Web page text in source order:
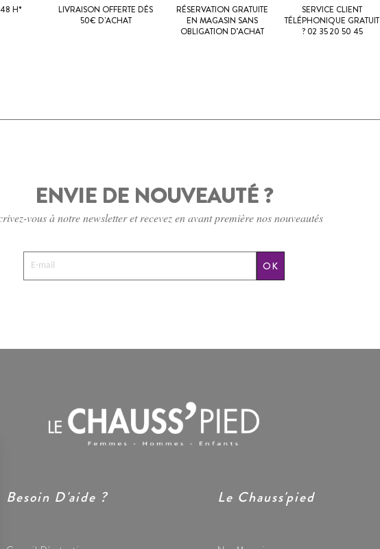
H*
LIVRAISON OFFERTE DÈS
50€ D'ACHAT
RÉSERVATION GRATUITE
EN MAGASIN SANS
OBLIGATION D’ACHAT
SERVICE CLIENT
TÉLÉPHONIQUE GRATUIT
? 02 35 20 50 45
ENVIE DE NOUVEAUTÉ ?
vous à notre newsletter et recevez en avant première nos nouveautés
OK
Besoin D'aide ? Le Chauss'pied